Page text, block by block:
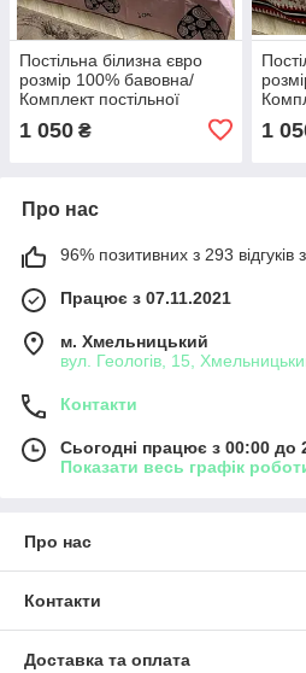
Постільна білизна євро
розмір 100% бавовна/
Комплект постільної
1 050 ₴ 1
Про нас
96% позитивних з 293 відгуків
Працює з 07.11.2021
м. Хмельницький
вул. Геологів, 15,
Контакти
Сьогодні працює з 00:00 до
Показати весь графік
Про нас
Контакти
Доставка та оплата